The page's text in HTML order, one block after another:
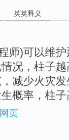
英英释义
师)可以维
况，柱子
减少火灾
概率，柱
页